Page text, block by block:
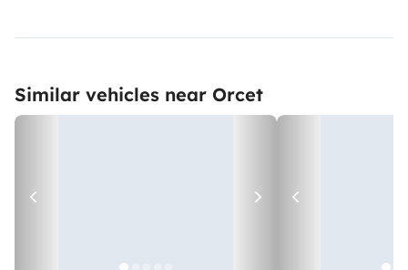
Similar vehicles near Orcet